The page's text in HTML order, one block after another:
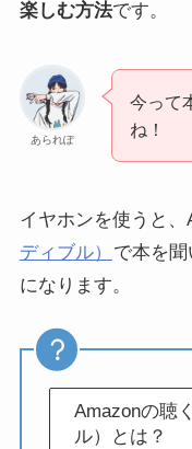
楽しむ方法です。
あられぽ
今って
ね！
イヤホンを使うと
ディブル）
で本を
になります。
Amazonの聴
ル）とは？